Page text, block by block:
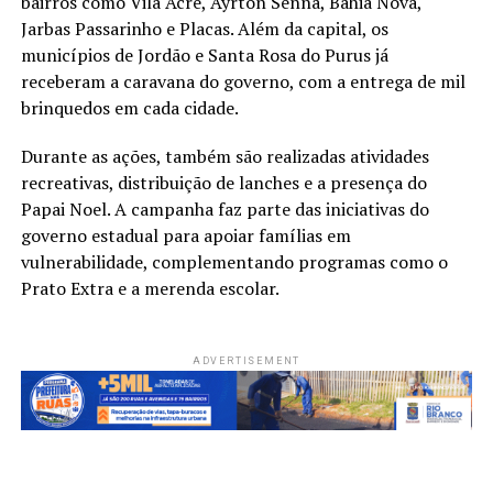
Jarbas Passarinho e Placas. Além da capital, os
municípios de Jordão e Santa Rosa do Purus já
receberam a caravana do governo, com a entrega de mil
brinquedos em cada cidade.
Durante as ações, também são realizadas atividades
recreativas, distribuição de lanches e a presença do
Papai Noel. A campanha faz parte das iniciativas do
governo estadual para apoiar famílias em
vulnerabilidade, complementando programas como o
Prato Extra e a merenda escolar.
ADVERTISEMENT